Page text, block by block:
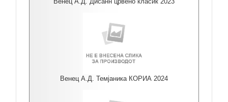
Венец А.Д. Темјаника КОРИА 2024